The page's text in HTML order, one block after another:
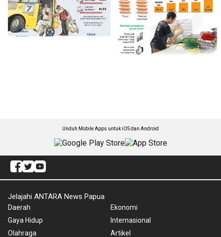
Unduh Mobile Apps untuk iOS dan Android
Jelajahi ANTARA News Papua
Daerah
Gaya Hidup
Olahraga
Ekonomi
Internasional
Artikel